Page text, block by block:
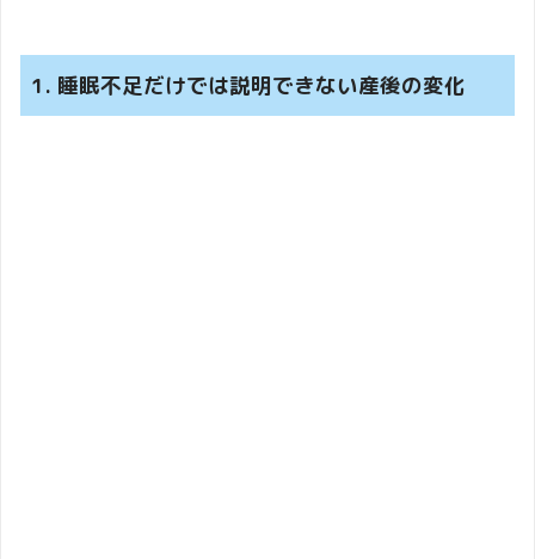
1. 睡眠不足だけでは説明できない産後の変化